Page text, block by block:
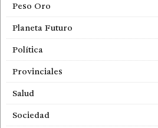
Peso Oro
Planeta Futuro
Política
Provinciales
Salud
Sociedad